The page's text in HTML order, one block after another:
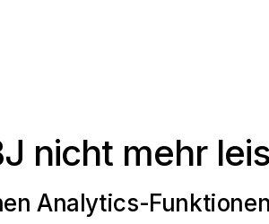
nicht mehr
Analytics-